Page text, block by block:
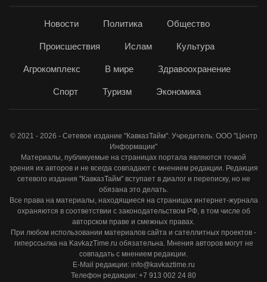
Новости Политика Общество
Происшествия Ислам Культура
Агрокомплекс В мире Здравоохранение
Спорт Туризм Экономика
© 2021 - 2026 - Сетевое издание "КавказТайм". Учредитель: ООО "Центр
Информации"
Материалы, публикуемые на страницах портала являются точкой
зрения их авторов и не всегда совпадают с мнением редакции. Редакция
сетевого издания "КавказТайм" вступает в диалог и переписку, но не
обязана это делать.
Все права на материалы, находящиеся на страницах интернет-журнала
охраняются в соответствии с законодательством РФ, в том числе об
авторском праве и смежных правах.
При любом использовании материалов сайта и сателлитных проектов -
гиперссылка на KavkazTime.ru обязательна. Мнения авторов могут не
совпадать с мнением редакции.
E-Mail редакции: info@kavkaztime.ru
Телефон редакции: +7 913 002 24 80